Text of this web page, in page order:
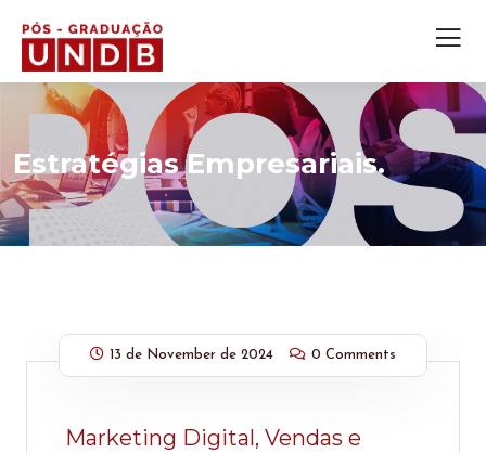
Estratégias Empresariais.
13 de November de 2024 0 Comments
Marketing Digital, Vendas e